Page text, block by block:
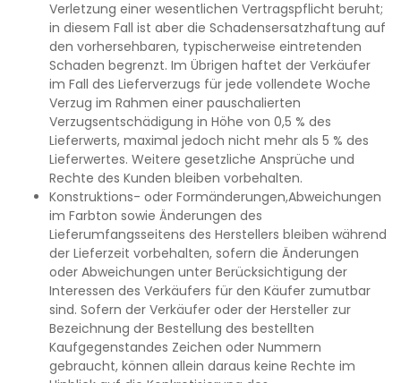
Verletzung einer wesentlichen Vertragspflicht beruht;
in diesem Fall ist aber die Schadensersatzhaftung auf
den vorhersehbaren, typischerweise eintretenden
Schaden begrenzt. Im Übrigen haftet der Verkäufer
im Fall des Lieferverzugs für jede vollendete Woche
Verzug im Rahmen einer pauschalierten
Verzugsentschädigung in Höhe von 0,5 % des
Lieferwerts, maximal jedoch nicht mehr als 5 % des
Lieferwertes. Weitere gesetzliche Ansprüche und
Rechte des Kunden bleiben vorbehalten.
Konstruktions- oder Formänderungen,Abweichungen
im Farbton sowie Änderungen des
Lieferumfangsseitens des Herstellers bleiben während
der Lieferzeit vorbehalten, sofern die Änderungen
oder Abweichungen unter Berücksichtigung der
Interessen des Verkäufers für den Käufer zumutbar
sind. Sofern der Verkäufer oder der Hersteller zur
Bezeichnung der Bestellung des bestellten
Kaufgegenstandes Zeichen oder Nummern
gebraucht, können allein daraus keine Rechte im